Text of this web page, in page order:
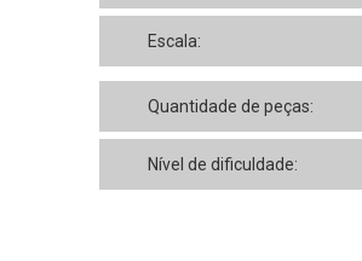
Escala:
Quantidade de peças:
Nível de dificuldade: